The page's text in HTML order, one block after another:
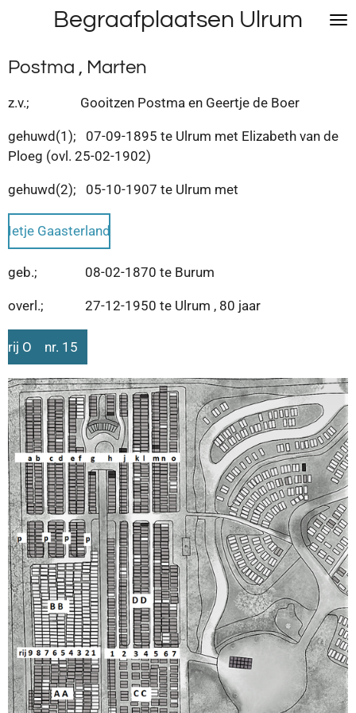
naar
de
hoofdinhoud
Begraafplaatsen Ulrum
Postma , Marten
z.v.; Gooitzen Postma en Geertje de Boer
gehuwd(1); 07-09-1895 te Ulrum met Elizabeth van de
Ploeg (ovl. 25-02-1902)
gehuwd(2); 05-10-1907 te Ulrum met
Ietje Gaasterland
geb.; 08-02-1870 te Burum
overl.; 27-12-1950 te Ulrum , 80 jaar
rij O nr. 15